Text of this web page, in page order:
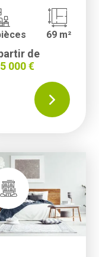
69 m²
de
000 €